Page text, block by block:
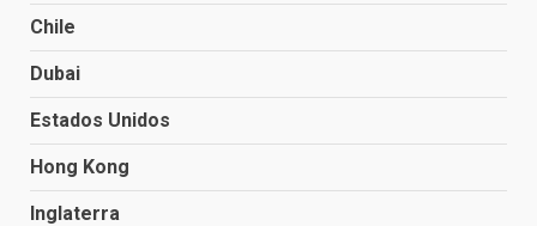
Chile
Dubai
Estados Unidos
Hong Kong
Inglaterra